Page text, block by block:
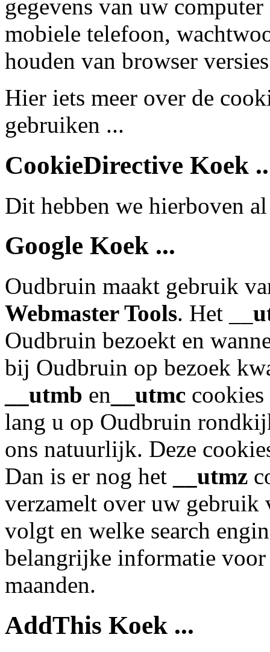
gegevens van uw
mobiele telefoon,
houden van browser
Hier iets meer over de
gebruiken ...
CookieDirective Koek
Dit hebben we hierboven
Google Koek ...
Oudbruin maakt gebruik
Webmaster Tools. Het __
Oudbruin bezoekt en
bij Oudbruin op bezoek
__utmb en __utmc
lang u op Oudbruin
ons natuurlijk. Deze
Dan is er nog het
__utmz
verzamelt over uw
volgt en welke search
belangrijke informatie
maanden.
AddThis Koek ...